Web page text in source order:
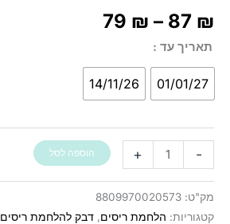
79 ₪ – 87 ₪
תאריך עד
01/01/27
14/11/26
-
של
+ הוספה לסל
מק"ט: 8809970020573
קטגוריות: הלחמת ריסים, דבק להלחמת ריסים